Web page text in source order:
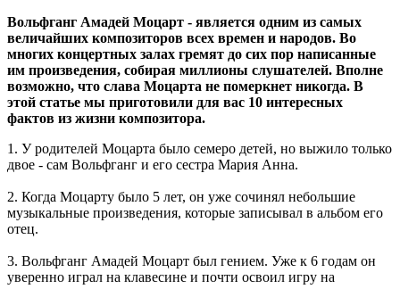
Вольфганг Амадей Моцарт - является одним из самых
величайших композиторов всех времен и народов. Во
многих концертных залах гремят до сих пор написанные
им произведения, собирая миллионы слушателей. Вполне
возможно, что слава Моцарта не померкнет никогда. В
этой статье мы приготовили для вас 10 интересных
фактов из жизни композитора.
1. У родителей Моцарта было семеро детей, но выжило только
двое - сам Вольфганг и его сестра Мария Анна.
2. Когда Моцарту было 5 лет, он уже сочинял небольшие
музыкальные произведения, которые записывал в альбом его
отец.
3. Вольфганг Амадей Моцарт был гением. Уже к 6 годам он
уверенно играл на клавесине и почти освоил игру на